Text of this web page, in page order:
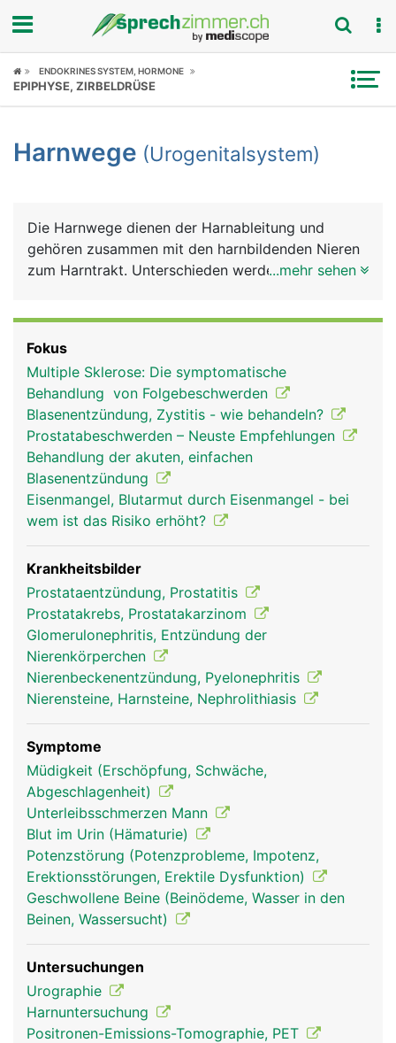
Fokus
Symptome
News
Rubriken
ENDOKRINES SYSTEM, HORMONE
EPIPHYSE, ZIRBELDRÜSE
Harnwege (Urogenitalsystem)
Die Harnwege dienen der Harnableitung und
gehören zusammen mit den harnbildenden Nieren
zum Harntrakt. Unterschieden werden anatomisch
Die Nieren dienen der Harnbildung, die Harnleiter
zum Harntransport in die Blase, die Harnblase zur
Harnspeicherung und die Harnröhre zur
Harnausscheidung.
...mehr sehen
Fokus
Multiple Sklerose: Die symptomatische
Behandlung von Folgebeschwerden
Blasenentzündung, Zystitis - wie behandeln?
Prostatabeschwerden – Neuste Empfehlungen
Behandlung der akuten, einfachen
Blasenentzündung
Eisenmangel, Blutarmut durch Eisenmangel - bei
wem ist das Risiko erhöht?
Krankheitsbilder
Prostataentzündung, Prostatitis
Prostatakrebs, Prostatakarzinom
Glomerulonephritis, Entzündung der
Nierenkörperchen
Nierenbeckenentzündung, Pyelonephritis
Nierensteine, Harnsteine, Nephrolithiasis
Symptome
Müdigkeit (Erschöpfung, Schwäche,
Abgeschlagenheit)
Unterleibsschmerzen Mann
Blut im Urin (Hämaturie)
Potenzstörung (Potenzprobleme, Impotenz,
Erektionsstörungen, Erektile Dysfunktion)
Geschwollene Beine (Beinödeme, Wasser in den
Beinen, Wassersucht)
Untersuchungen
Urographie
Harnuntersuchung
Positronen-Emissions-Tomographie, PET